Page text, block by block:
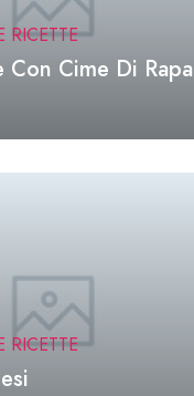
RICETTE
Cime Di Rapa
RICETTE